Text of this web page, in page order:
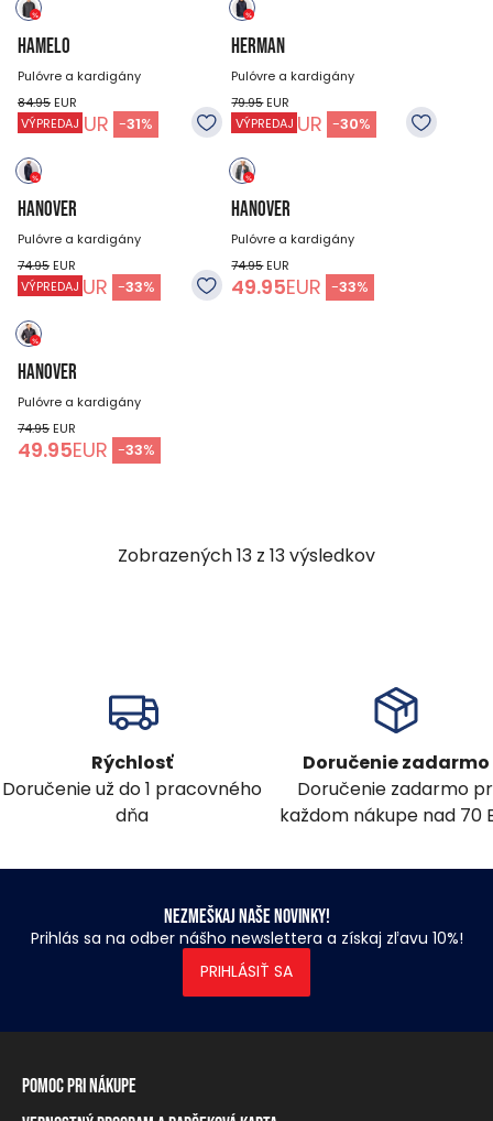
HAMELO
Pulóvre a kardigány
84.95 EUR
58.95EUR -31%
HERMAN
Pulóvre a kardigány
79.95EUR
55.95EUR -30%
VÝPREDAJ
HANOVER
Pulóvre a kardigány
74.95 EUR
49.95EUR -33%
VÝPREDAJ
HANOVER
Pulóvre a kardigány
74.95EUR
49.95EUR -33%
VÝPREDAJ
HANOVER
Pulóvre a kardigány
74.95 EUR
49.95EUR -33%
Zobrazených13 z 13výsledkov
Rýchlosť
Doručenie už do 1 pracovného
dňa
Doručenie zadarmo
Doručenie zadarmo
každom nákupe nad 70
Nezmeškaj naše novinky!
Prihlás sa na odber nášho newslettera a získaj zľavu 10%!
PRIHLÁSIŤ SA
Pomoc pri nákupe